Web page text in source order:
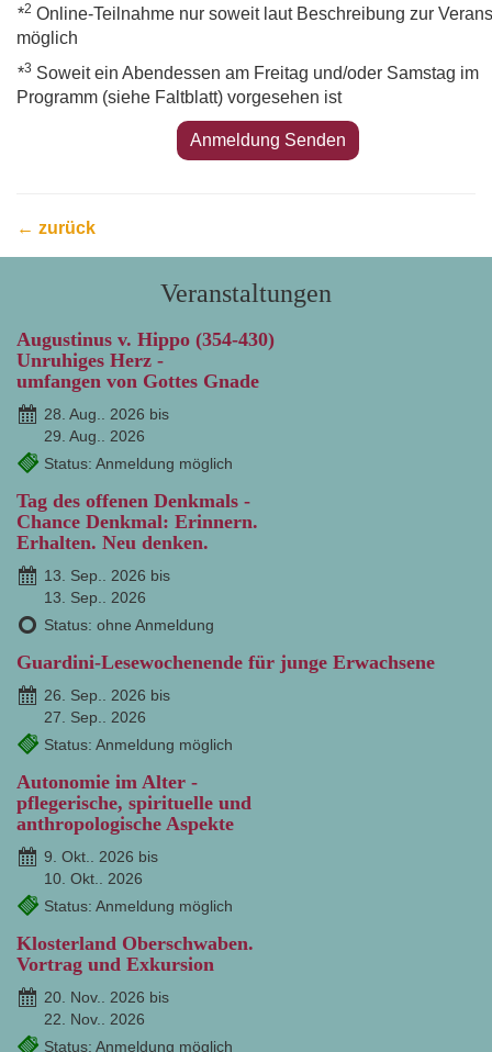
*2 Online-Teilnahme nur soweit laut Beschreibung zur
möglich
*3 Soweit ein Abendessen am Freitag und/oder Samstag im
Programm (siehe Faltblatt) vorgesehen ist
← zurück
Veranstaltungen
Augustinus v. Hippo (354-430)
Unruhiges Herz -
umfangen von Gottes Gnade
28. Aug.. 2026 bis
29. Aug.. 2026
Status: Anmeldung möglich
Tag des offenen Denkmals -
Chance Denkmal: Erinnern.
Erhalten. Neu denken.
13. Sep.. 2026 bis
13. Sep.. 2026
Status: ohne Anmeldung
Guardini-Lesewochenende für junge Erwachsene
26. Sep.. 2026 bis
27. Sep.. 2026
Status: Anmeldung möglich
Autonomie im Alter -
pflegerische, spirituelle und
anthropologische Aspekte
9. Okt.. 2026 bis
10. Okt.. 2026
Status: Anmeldung möglich
Klosterland Oberschwaben.
Vortrag und Exkursion
20. Nov.. 2026 bis
22. Nov.. 2026
Status: Anmeldung möglich